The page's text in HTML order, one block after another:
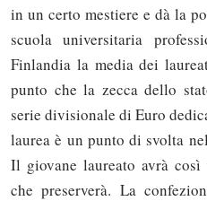
in un cer­to me­stie­re e dà la
scuo­la uni­ver­si­ta­ria
Finlandia la media dei
punto che la zecca dello
serie divisionale di Euro
laurea è un punto di svolta
Il giovane laureato avrà
che preserverà. La